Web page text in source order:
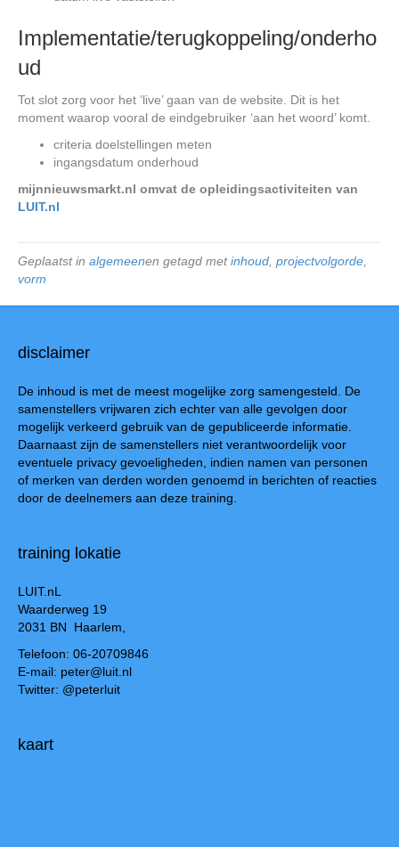
Implementatie/terugkoppeling/onderho
ud
Tot slot zorg voor het ‘live’ gaan van de website. Dit is het
moment waarop vooral de eindgebruiker ‘aan het woord’ komt.
criteria doelstellingen meten
ingangsdatum onderhoud
mijnnieuwsmarkt.nl omvat de opleidingsactiviteiten van
LUIT.nl
Geplaatst in algemeenen getagd metinhoud projectvolgorde
vorm
disclaimer
De inhoud is met de meest mogelijke zorg samengesteld. De
samenstellers vrijwaren zich echter van alle gevolgen door
mogelijk verkeerd gebruik van de gepubliceerde informatie.
Daarnaast zijn de samenstellers niet verantwoordelijk voor
eventuele privacy gevoeligheden, indien namen van personen
of merken van derden worden genoemd in berichten of reacties
door de deelnemers aan deze training.
training lokatie
LUIT.nL
Waarderweg 19
2031 BN Haarlem,
Telefoon: 06-20709846
E-mail: peter@luit.nl
Twitter: @peterluit
kaart